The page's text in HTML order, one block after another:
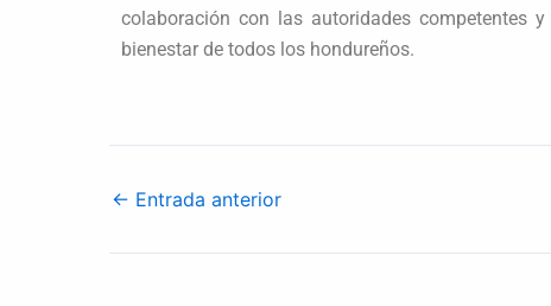
colaboración con las autoridades competentes
bienestar de todos los hondureños.
← Entrada anterior